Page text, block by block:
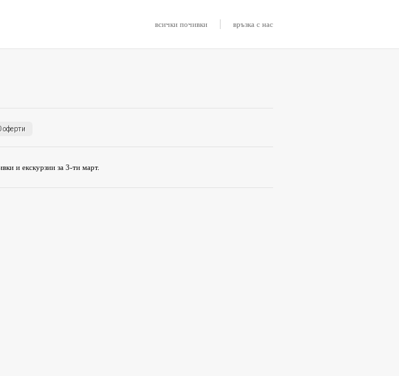
всички почивки | връзка с нас
оферти
и екскурзии за 3-ти март.